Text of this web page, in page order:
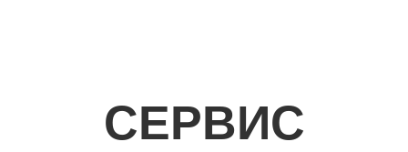
СЕРВИС